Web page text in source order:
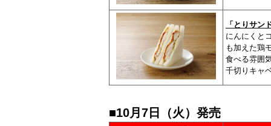
「とりサン
にんにくと
も加えた鶏
食べる雰囲
千切りキャ
■10月7日（火）発売